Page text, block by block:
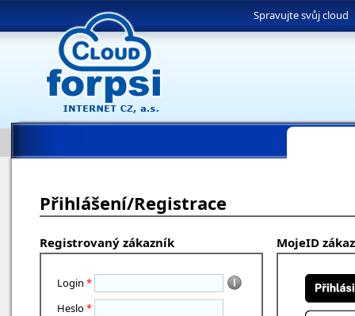
Spravujte svůj cloud
Přihlášení/Registrace
Registrovaný zákazník
Login *
Heslo*
MojeID